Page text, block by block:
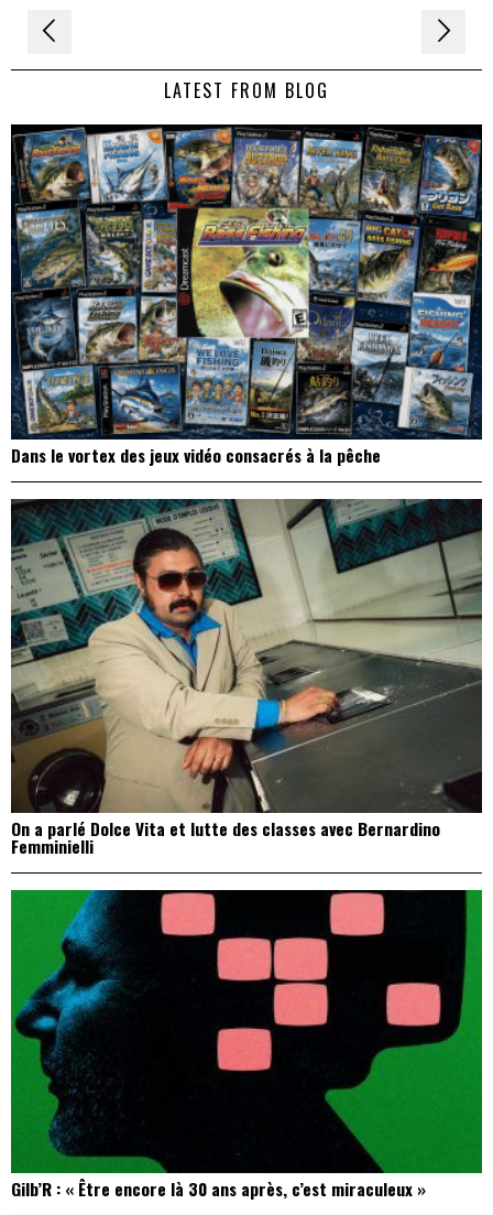
Navigation
de LATEST FROM BLOG
Dans le vortex des jeux vidéo consacrés à la pêche
On a parlé Dolce Vita et lutte des classes avec Bernardino
Femminielli
Gilb’R : « Être encore là 30 ans après, c’est miraculeux »